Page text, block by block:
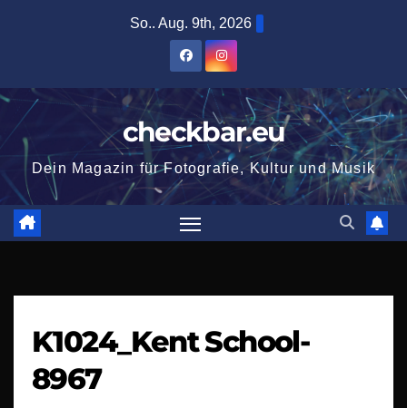
So.. Aug. 9th, 2026
checkbar.eu
Dein Magazin für Fotografie, Kultur und Musik
K1024_Kent School-
8967